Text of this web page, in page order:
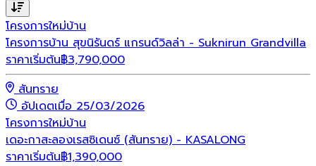
โครงการใหม่บ้าน
โครงการบ้าน สุขนิรันดร์ แกรนด์วิลล่า - Suknirun Grandvilla
ราคาเริ่มต้น฿3,790,000
สันทราย
อัปเดตเมื่อ 25/03/2026
โครงการใหม่บ้าน
เดอะกาสะลองเรสซิเดนซ์ (สันทราย) - KASALONG
ราคาเริ่มต้น฿1,390,000